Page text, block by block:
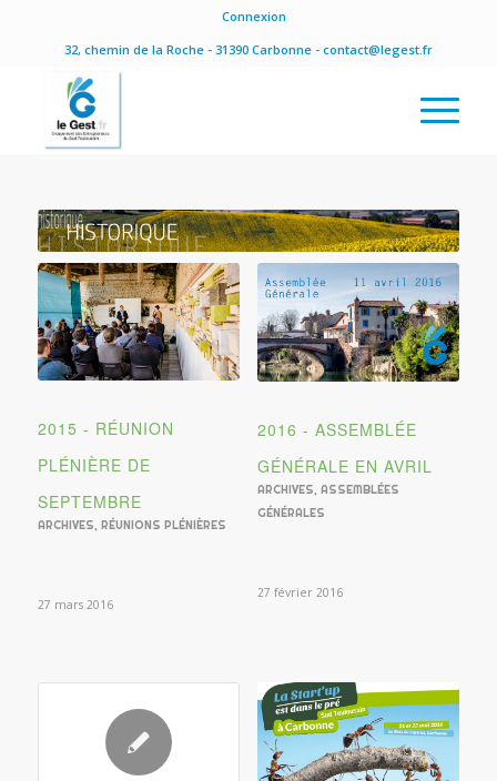
Connexion
32, chemin de la Roche - 31390 Carbonne - contact@legest.fr
2015 - RÉUNION
PLÉNIÈRE DE
SEPTEMBRE
ARCHIVES, RÉUNIONS PLÉNIÈRES
27 mars 2016
2016 - ASSEMBLÉE
GÉNÉRALE EN AVRIL
ARCHIVES, ASSEMBLÉES
GÉNÉRALES
27 février 2016